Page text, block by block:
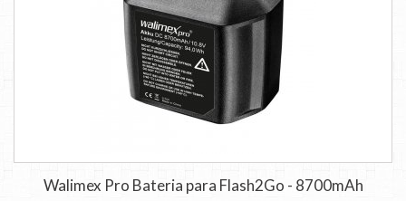
Walimex Pro Bateria para Flash2Go - 8700mAh